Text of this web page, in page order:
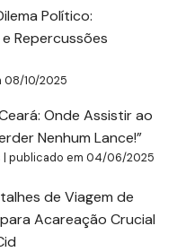
Político:
Repercussões
08/10/2025
Onde Assistir ao
Nenhum Lance!”
|publicado em 04/06/2025
de Viagem de
Acareação Crucial